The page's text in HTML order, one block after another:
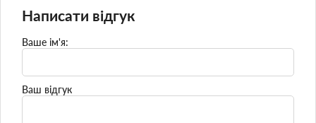
Написати відгук
Ваше ім'я:
Ваш відгук